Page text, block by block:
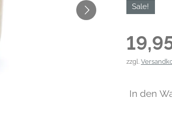
Sale!
zzgl.
In den